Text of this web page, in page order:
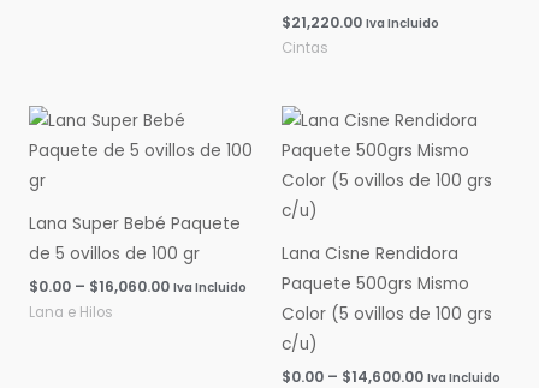
$21,220.00 Iva Incluido
Cintas
Lana Super Bebé Paquete
de 5 ovillos de 100 gr
$0.00 – $16,060.00
Rango
de
precios:
$16,060.00
Iva Incluido
Lana e Hilos
Lana Cisne Rendidora
Paquete 500grs Mismo
Color (5 ovillos de 100 grs
c/u)
$0.00 – $14,600.00
Rango
de
precios:
desde
$0.00
Iva Incluido